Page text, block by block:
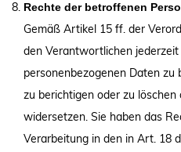
Herzlicher Willkommensgruß
1 Glas Prosecco zur Begrüßung
Genuss im Rahmen der neuen
Rechte der betroffenen
Gemäß Artikel 15 ff. der
den Verantwortlichen
personenbezogenen Daten
zu berichtigen oder zu
widersetzen. Sie haben das
Verarbeitung in den in Art. 18